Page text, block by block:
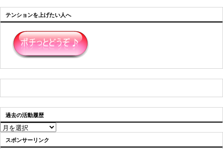
テンションを上げたい人へ
過去の活動履歴
過
去
スポンサーリンク